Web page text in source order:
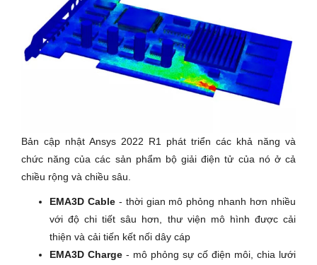
Bản cập nhật Ansys 2022 R1 phát triển các khả năng và
chức năng của các sản phẩm bộ giải điện tử của nó ở cả
chiều rộng và chiều sâu.
EMA3D Cable- thời gian mô phỏng nhanh hơn nhiều
với độ chi tiết sâu hơn, thư viện mô hình được cải
thiện và cải tiến kết nối dây cáp
EMA3D Charge - mô phỏng sự cố điện môi, chia lưới